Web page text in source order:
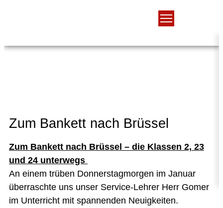
Zum Bankett nach Brüssel
Zum Bankett nach Brüssel – die Klassen 2, 23
und 24 unterwegs
An einem trüben Donnerstagmorgen im Januar
überraschte uns unser Service-Lehrer Herr Gomer
im Unterricht mit spannenden Neuigkeiten.